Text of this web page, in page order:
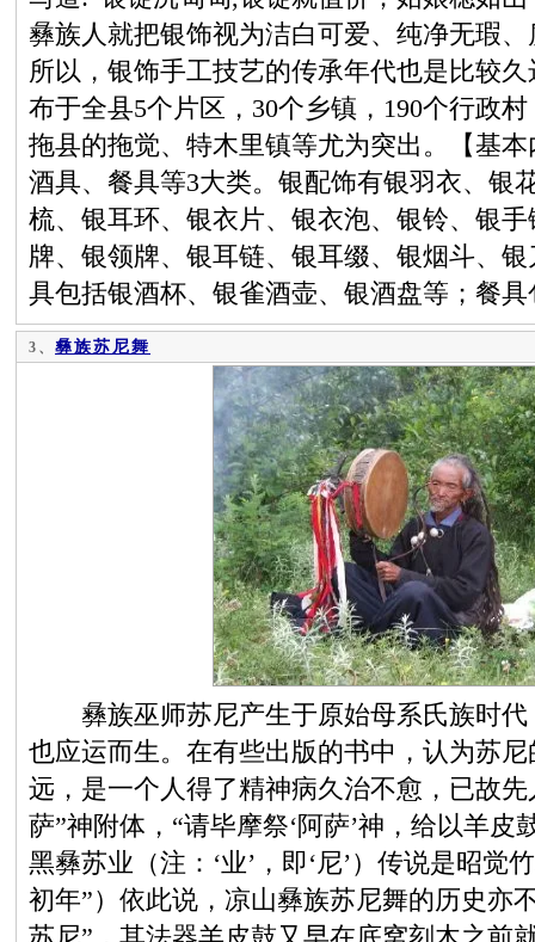
彝族人就把银饰视为洁白可爱、纯净无瑕
所以，银饰手工技艺的传承年代也是比较
布于全县5个片区，30个乡镇，190个行政
拖县的拖觉、特木里镇等尤为突出。【基
酒具、餐具等3大类。银配饰有银羽衣、银
梳、银耳环、银衣片、银衣泡、银铃、银
牌、银领牌、银耳链、银耳缀、银烟斗、
具包括银酒杯、银雀酒壶、银酒盘等；餐
3、 彝族苏尼舞
彝族巫师苏尼产生于原始母系氏族时
也应运而生。在有些出版的书中，认为苏
远，是一个人得了精神病久治不愈，已故
萨”神附体，“请毕摩祭‘阿萨’神，给以羊皮
黑彝苏业（注：‘业’，即‘尼’）传说是昭
初年”）依此说，凉山彝族苏尼舞的历史亦